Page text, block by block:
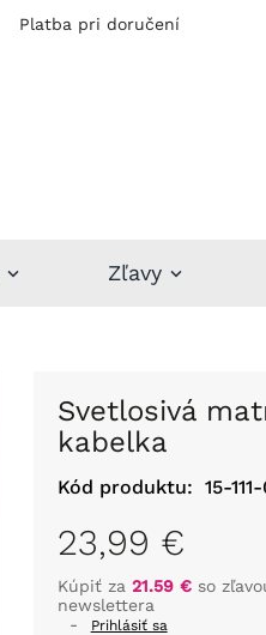
Platba pri doručení
Zľavy
Svetlosivá matná Listová
kabelka
Kód produktu: 15-
23,99 €
Kúpiť za 21.59 €so
newslettera
-
Prihlásiť sa